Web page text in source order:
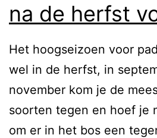
na de herfst
Het hoogseizoen voor
wel in de herfst, in
november kom je de
soorten tegen en hoef je
om er in het bos een